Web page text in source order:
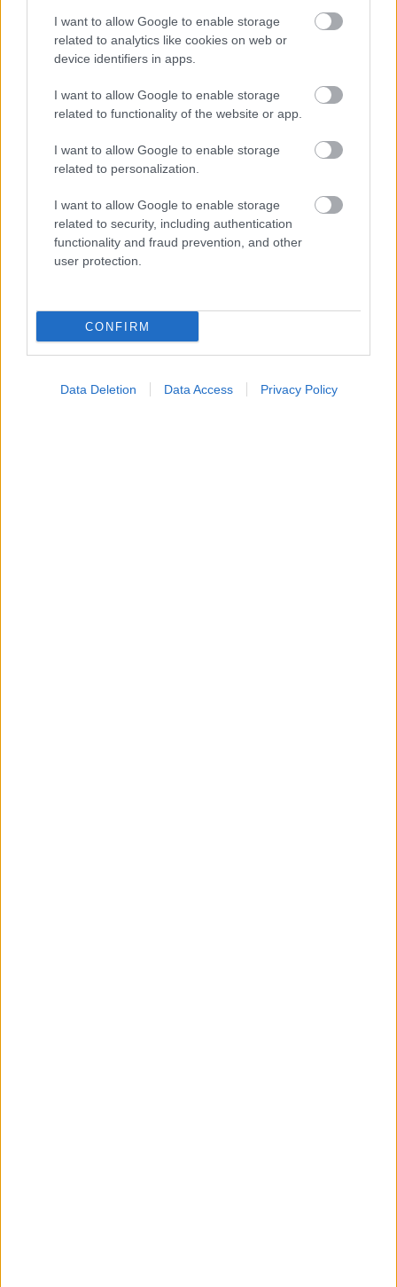
I want to allow Google to enable storage
related to analytics like cookies on web or
device identifiers in apps.
I want to allow Google to enable storage
related to functionality of the website or app.
I want to allow Google to enable storage
related to personalization.
I want to allow Google to enable storage
related to security, including authentication
functionality and fraud prevention, and other
user protection.
CONFIRM
Data Deletion Data Access Privacy Policy
για τον μυοδιηθητικό
καρκίνο της ουροδόχου
κύστης
Φόβος για τον καρκίνο:
και πότε χρειάζεται